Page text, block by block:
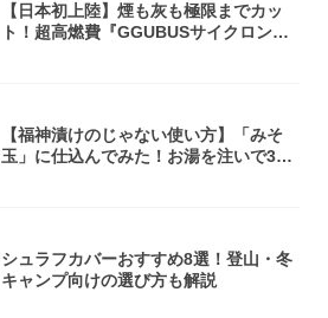
【日本初上陸】煙も灰も極限までカッ
ト！超高燃費『GGUBUSサイクロン焚
【福神漬けのじゃない使い方】「みそ
玉」に仕込んでみた！お湯を注いで30
シュラフカバーおすすめ8選！登山・冬
キャンプ向けの選び方も解説